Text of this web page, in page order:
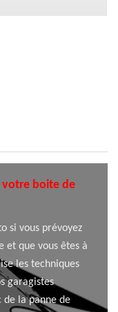
boite de
si vous prévoyez
et que vous êtes à
les techniques
garagistes
de la panne de